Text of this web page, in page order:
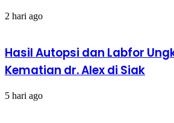
2 hari ago
Hasil Autopsi dan Labfor
Kematian dr. Alex di Siak
5 hari ago